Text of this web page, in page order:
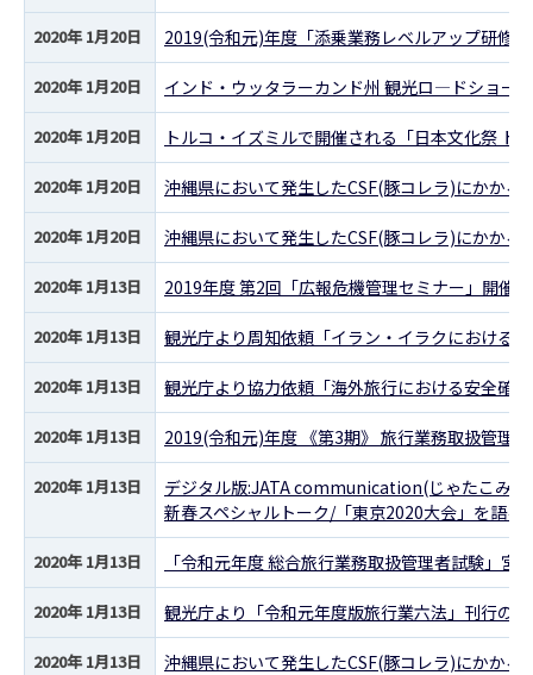
2020年 1月20日 2019(令和元)年度「添乗業務レベルアップ研修
2020年 1月20日 インド・ウッタラーカンド州 観光ロ―ドショー
2020年 1月20日 トルコ・イズミルで開催される「日本文化祭 ト
2020年 1月20日 沖縄県において発生したCSF(豚コレラ)にかかる
2020年 1月20日 沖縄県において発生したCSF(豚コレラ)にかかる
2020年 1月13日 2019年度 第2回「広報危機管理セミナー」開催
2020年 1月13日 観光庁より周知依頼「イラン・イラクにおける
2020年 1月13日 観光庁より協力依頼「海外旅行における安全確
2020年 1月13日 2019(令和元)年度 《第3期》 旅行業務取扱管理
2020年 1月13日
デジタル版:JATA communication(じゃたこみ)
新春スペシャルトーク/「東京2020大会」を語
2020年 1月13日 「令和元年度 総合旅行業務取扱管理者試験」
2020年 1月13日 観光庁より「令和元年度版旅行業六法」刊行の
2020年 1月13日 沖縄県において発生したCSF(豚コレラ)にかかる